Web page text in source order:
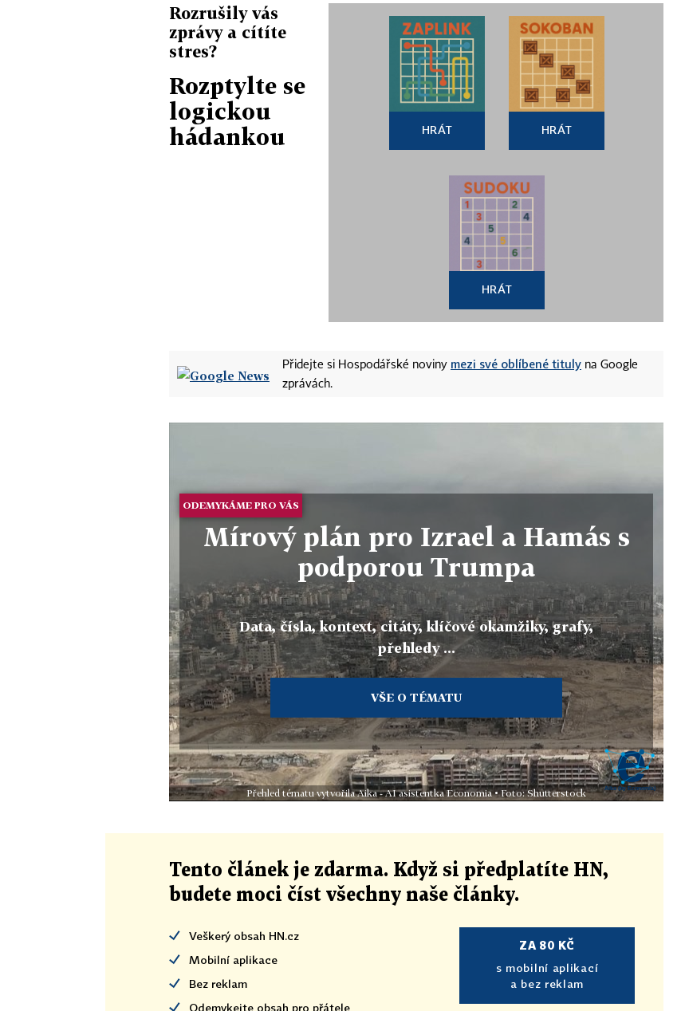
Rozrušily vás
zprávy a cítíte
stres?
Rozptylte se
logickou
hádankou
HRÁT HRÁT
HRÁT
Přidejte si Hospodářské noviny mezi své oblíbené tituly na Google
zprávách.
ODEMYKÁME PRO VÁS
Mírový plán pro Izrael a Hamás s
podporou Trumpa
Data, čísla, kontext, citáty, klíčové okamžiky, grafy,
přehledy ...
VŠE O TÉMATU
Přehled tématu vytvořila Aika - AI asistentka Economia • Foto: Shutterstock
Tento článek je zdarma. Když si předplatíte HN,
budete moci číst všechny naše články.
Veškerý obsah HN.cz
Mobilní aplikace
Bez reklam
Odemykejte obsah pro přátele
ZA 80 KČ
s mobilní aplikací
a bez reklam